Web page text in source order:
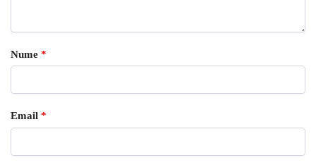
Nume *
Email *